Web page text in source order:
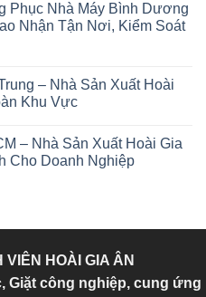
Phục Nhà Máy Bình Dương
Nhận Tận Nơi, Kiểm Soát
– Nhà Sản Xuất Hoài
Khu Vực
– Nhà Sản Xuất Hoài Gia
Cho Doanh Nghiệp
VIÊN HOÀI GIA ÂN
Giặt công nghiệp, cung ứng